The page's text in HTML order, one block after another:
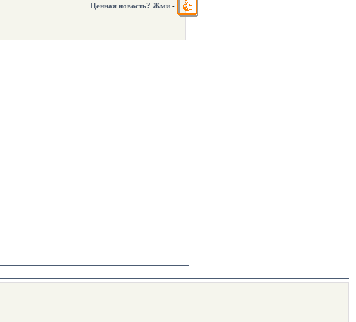
Ценная новость? Жми -